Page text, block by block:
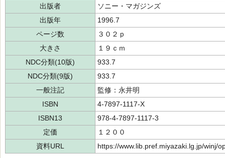
出版者
ソニー・マガジンズ
出版年
1996.7
ページ数
３０２ｐ
大きさ
１９ｃｍ
NDC分類(10版)
933.7
NDC分類(9版)
933.7
一般注記
監修：永井明
ISBN
4-7897-1117-X
ISBN13
978-4-7897-1117-3
定価
１２００
資料URL
https://www.lib.pref.miyazaki.lg.jp/winj/